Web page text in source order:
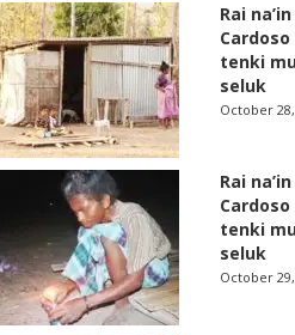
Rai
tenki
seluk
October
Rai
tenki
seluk
October